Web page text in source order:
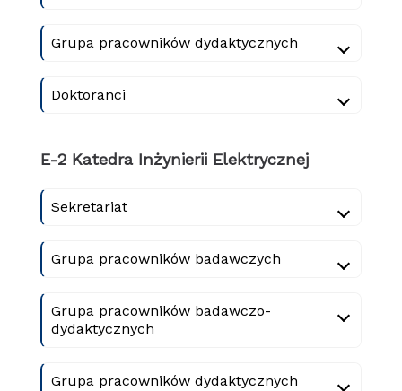
Grupa pracowników dydaktycznych
Doktoranci
E-2 Katedra Inżynierii Elektrycznej
Sekretariat
Grupa pracowników badawczych
Grupa pracowników badawczo-
dydaktycznych
Grupa pracowników dydaktycznych